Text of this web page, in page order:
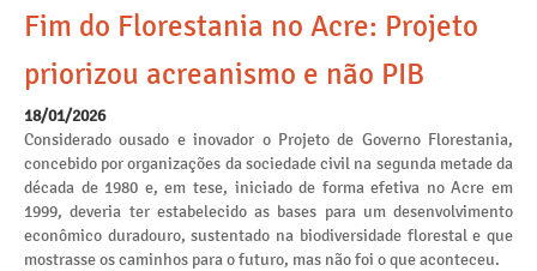
Fim do Florestania no Acre: Projeto
priorizou acreanismo e não PIB
18/01/2026
Considerado ousado e inovador o Projeto de Governo Florestania,
concebido por organizações da sociedade civil na segunda metade da
década de 1980 e, em tese, iniciado de forma efetiva no Acre em
1999, deveria ter estabelecido as bases para um desenvolvimento
econômico duradouro, sustentado na biodiversidade florestal e que
mostrasse os caminhos para o futuro, mas não foi o que aconteceu.